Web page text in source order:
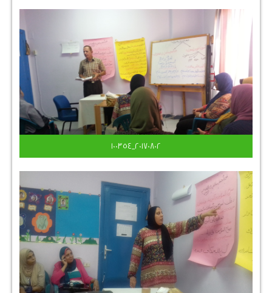
٢٠١٧٠٨٠٢_١٠٠٣٥٤